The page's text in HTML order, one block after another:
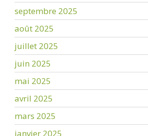
septembre 2025
août 2025
juillet 2025
juin 2025
mai 2025
avril 2025
mars 2025
janvier 2025